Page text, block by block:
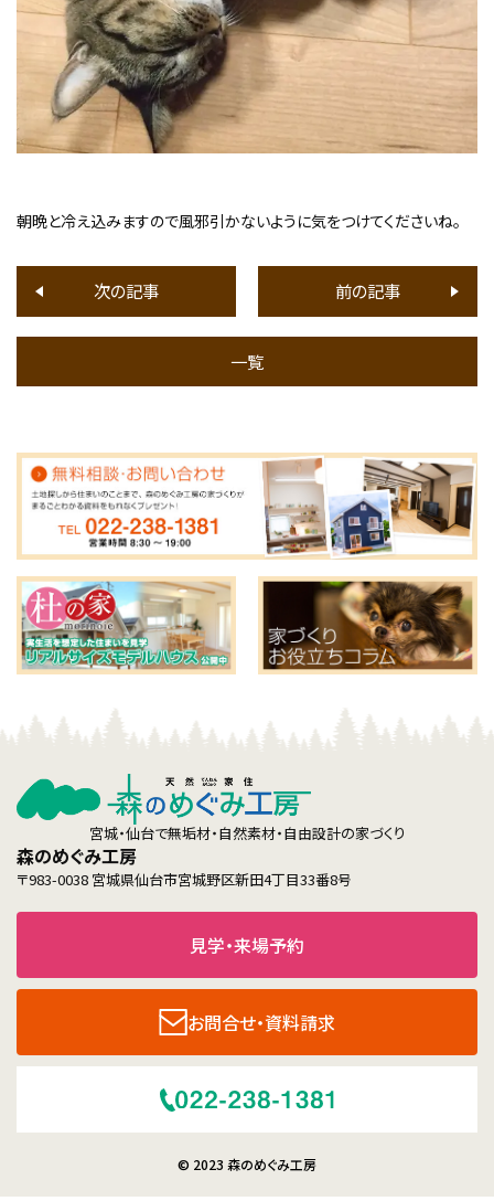
朝晩と冷え込みますので風邪引かないように気をつけてくださいね。
次の記事
一覧
前の記事
宮城・仙台で無垢材・自然素材・自由設計の家づくり
森のめぐみ工房
〒983-0038 宮城県仙台市宮城野区新田4丁目33番8号
見学・来場予約
お問合せ・資料請求
© 2023 森のめぐみ工房